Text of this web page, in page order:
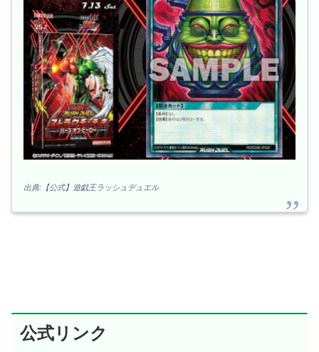
出典:【公式】遊戯王ラッシュデュエル
公式リンク